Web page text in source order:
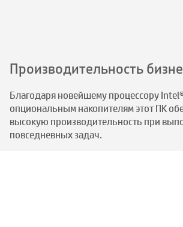
Производительность
Благодаря новейшему процессору
опциональным накопителям этот ПК
высокую производительность при
повседневных задач.